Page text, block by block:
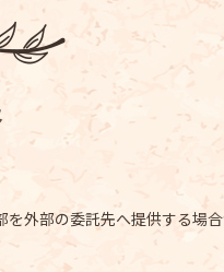
外部の委託先へ提供する場